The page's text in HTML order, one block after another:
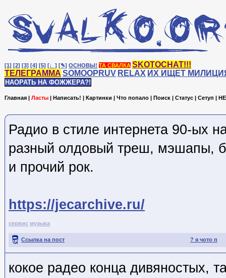
[1] [2] [3] [4] [5] [♩] [✎] ОСНОВЫ! ТА СВАЛКА SKOTOCHAT!!!
ТЕЛЕГРАММА SOMOOPRUV RELAX ИХ ИЩЕТ
НАОРАТЬ НА ФОЖЖЕРА?!
Главная | Ласты | Написать! | Картинки | Что попало | Поиск | Статус | Сетуп |
Радио в стиле интернета 90-ых
разный олдовый треш, мэшапы,
и прочий рок.
https://jecarchive.ru/
сервис музыка
? я чото п
Ссылка на пост
кокое радео конца дивяностых,